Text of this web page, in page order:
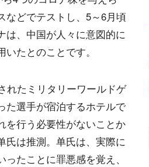
などでテストし、5～6月頃
は、中国が人々に意図的に
たとのことです。
れたミリタリーワールドゲ
た選手が宿泊するホテルで
を行う必要性がないことか
氏は推測。单氏は、実際に
たことに罪悪感を覚え、